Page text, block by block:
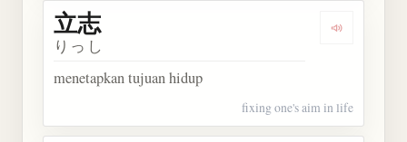
Dengarkan
立志
りっし
menetapkan tujuan hidup
fixing one's aim in life